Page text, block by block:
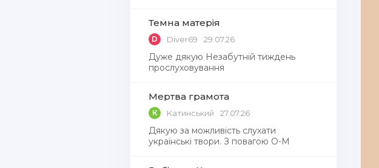
Темна матерія
D Diver69 29.07.26
Дуже дякую Незабутній тиждень
прослуховування
Мертва грамота
К Катинський 27.07.26
Дякую за можливість слухати
українські твори. З повагою О-М